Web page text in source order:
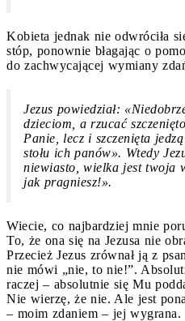
Kobieta jednak nie odwróciła
stóp, ponownie błagając o
do zachwycającej wymiany
Jezus powiedział:
dzieciom, a rzucać
Panie, lecz i szczenięta
stołu ich panów». Wtedy
niewiasto, wielka jest twoja
jak pragniesz!».
Wiecie, co najbardziej mnie
To, że ona się na Jezusa nie
Przecież Jezus zrównał ją z
nie mówi „nie, to nie!”.
raczej – absolutnie się Mu
Nie wierzę, że nie. Ale jest
– moim zdaniem – jej wygrana.